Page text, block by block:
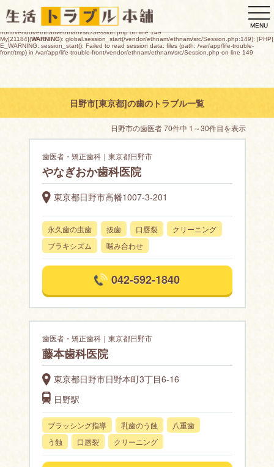
E_WARNING: session_start(): open(/var/app/life-trouble-
front/tmp/sess_f5965a1fa16613f49fc4c2471a5e27ab10d8d1439fbba97f5501eef1f3d5025d,
O_RDWR) failed: デバイスに空き領域がありません (28) in /var/app/life-trouble-
front/vendor/ethnam/ethnam/src/Session.php on line 149
My[21184](WARNING): global.session_start(/vendor/ethnam/ethnam/src/Session.php:149): [PHP]
E_WARNING: session_start(): Failed to read session data: files (path: /var/app/life-trouble-
front/tmp) in /var/app/life-trouble-front/vendor/ethnam/ethnam/src/Session.php on line 149
MENU
日野市[東京都]の歯のトラブル一覧
日野市の歯医者 70件中 1～30件目を表示
歯医者・矯正歯科｜東京都日野市
やなぎおか歯科医院
東京都日野市高幡1007-3-201
永久歯の虫歯 抜歯 口唇裂
クリーニング
ブラキシズム
噛み合わせ
042-592-1840
歯医者・矯正歯科｜東京都日野市
藤本歯科医院
東京都日野市日野本町3丁目6-16
日野駅
ブラッシング指導 乳歯のう蝕
八重歯
う蝕
口唇裂 クリーニング